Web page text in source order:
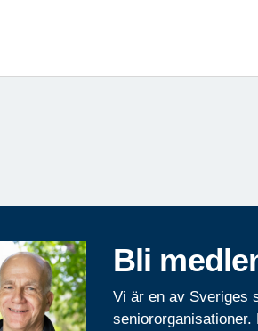
Bli
Vi är en av Sveriges